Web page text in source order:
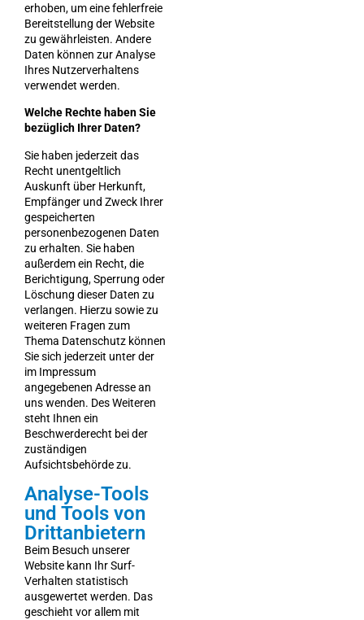
erhoben, um eine fehlerfreie
Bereitstellung der Website
zu gewährleisten. Andere
Daten können zur Analyse
Ihres Nutzerverhaltens
verwendet werden.
Welche Rechte haben Sie
bezüglich Ihrer Daten?
Sie haben jederzeit das
Recht unentgeltlich
Auskunft über Herkunft,
Empfänger und Zweck Ihrer
gespeicherten
personenbezogenen Daten
zu erhalten. Sie haben
außerdem ein Recht, die
Berichtigung, Sperrung oder
Löschung dieser Daten zu
verlangen. Hierzu sowie zu
weiteren Fragen zum
Thema Datenschutz können
Sie sich jederzeit unter der
im Impressum
angegebenen Adresse an
uns wenden. Des Weiteren
steht Ihnen ein
Beschwerderecht bei der
zuständigen
Aufsichtsbehörde zu.
Analyse-Tools
und Tools von
Drittanbietern
Beim Besuch unserer
Website kann Ihr Surf-
Verhalten statistisch
ausgewertet werden. Das
geschieht vor allem mit